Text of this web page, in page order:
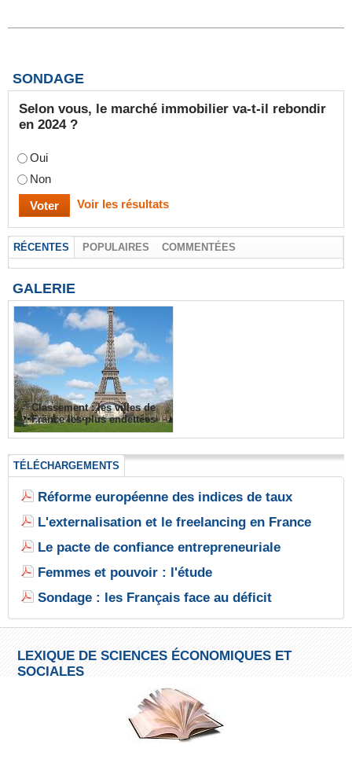
SONDAGE
Selon vous, le marché immobilier va-t-il rebondir
en 2024 ?
Oui
Non
Voir les résultats
RÉCENTES POPULAIRES COMMENTÉES
GALERIE
Classement : les villes de
France les plus endettées
TÉLÉCHARGEMENTS
Réforme européenne des indices de taux
L'externalisation et le freelancing en France
Le pacte de confiance entrepreneuriale
Femmes et pouvoir : l'étude
Sondage : les Français face au déficit
LEXIQUE DE SCIENCES ÉCONOMIQUES ET
SOCIALES